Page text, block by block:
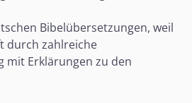
Bibelübersetzungen, weil
durch zahlreiche
mit Erklärungen zu den